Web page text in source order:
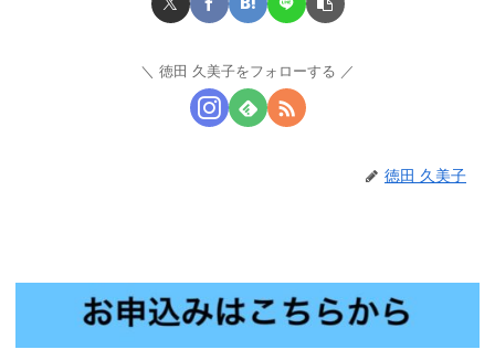
徳田 久美子をフォローする
徳田 久美子